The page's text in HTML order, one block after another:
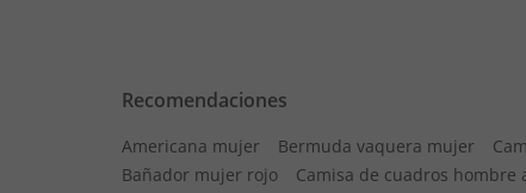
Recomendaciones
Americana mujer Bermuda vaquera mujer
Bañador mujer rojo
Camisa de cuadros hombre